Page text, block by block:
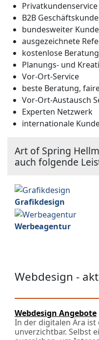
Privatkundenservice
B2B
bundesweiter
ausgezeichnete
kostenlose Beratung
Planungs- und
Vor-Ort-Service
beste Beratung,
Vor-Ort-Austausch
Experten Netzwerk
internationale
Art of Spring
auch folgende
Grafikdesign
Werbeagentur
Webdesign -
Webdesign Angebote
In der digitalen Ära ist
unverzichtbar. Selbst